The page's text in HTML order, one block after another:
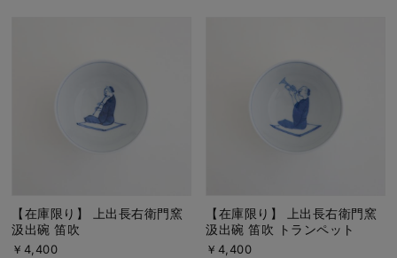
【在庫限り】 上出長右衛門窯
汲出碗 笛吹
￥4,400
【在庫限り】 上出長右衛門窯
汲出碗 笛吹 トランペット
￥4,400